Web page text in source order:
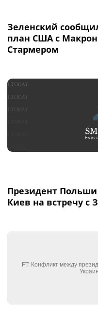
Зеленский
план США с
Стармером
Президент
Киев на встречу с